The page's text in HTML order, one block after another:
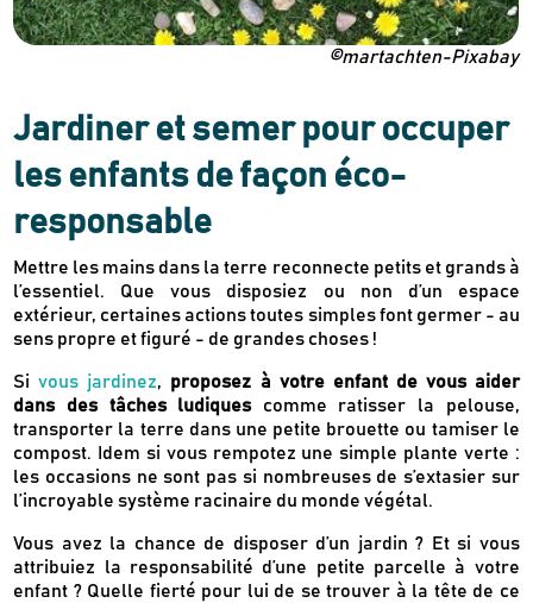
Newsletter
Inscrivez-vous
Des guides d’achats de produits éco-
responsables
Des conseils et des décryptages pour mieux
Nos dernières actus & codes promo
©martachten-Pixabay
Jardiner et semer pour occuper
les enfants de façon éco-
responsable
Mettre les mains dans la terre reconnecte petits et grands à
l’essentiel. Que vous disposiez ou non d’un espace
extérieur, certaines actions toutes simples font germer - au
sens propre et figuré - de grandes choses !
Sivous jardinez, proposez à votre enfant de vous aider
dans des tâches ludiques comme ratisser la pelouse,
transporter la terre dans une petite brouette ou tamiser le
compost. Idem si vous rempotez une simple plante verte :
les occasions ne sont pas si nombreuses de s’extasier sur
l’incroyable système racinaire du monde végétal.
Vous avez la chance de disposer d’un jardin ? Et si vous
attribuiez la responsabilité d’une petite parcelle à votre
enfant ? Quelle fierté pour lui de se trouver à la tête de ce